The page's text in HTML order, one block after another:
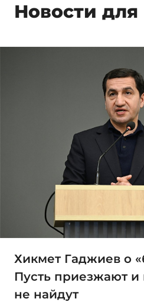
Новости для
Хикмет Гаджиев о
Пусть приезжают и
не найдут